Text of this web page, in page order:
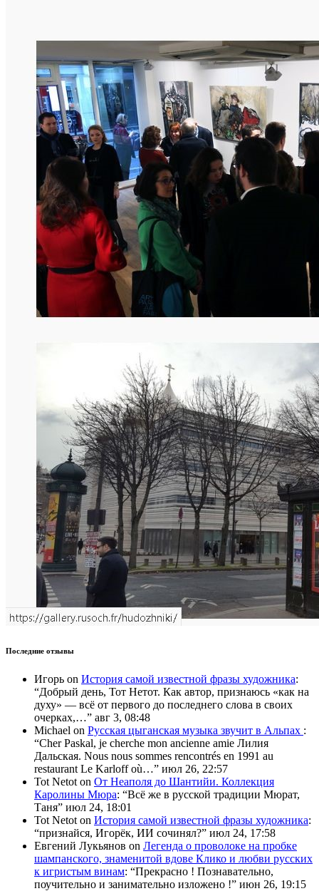
Последние отзывы
Игорь on История самой известной фразы художника:
“Добрый день, Тот Нетот. Как автор, признаюсь «как на
духу» — всё от первого до последнего слова в своих
очерках,…” авг 3, 08:48
Michael on Русская цыганская музыка звучит в Альпах :
“Cher Paskal, je cherche mon ancienne amie Лилия
Дальская. Nous nous sommes rencontrés en 1991 au
restaurant Le Karloff où…” июл 26, 22:57
Tot Netot on От Неаполя до Шантийи. Коллекция
Каролины Мюра: “Всё же в русской традиции Мюрат,
Таня” июл 24, 18:01
Tot Netot on История самой известной фразы художника:
“признайся, Игорёк, ИИ сочинял?” июл 24, 17:58
Евгений Лукьянов on Легенда о проволоке на пробке
шампанского, знаменитой вдове Клико и любви русских
к игристым винам: “Прекрасно ! Познавательно,
поучительно и занимательно изложено !” июн 26, 19:15